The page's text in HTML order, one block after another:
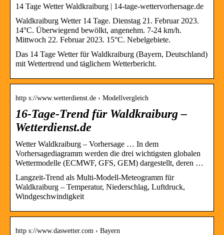
14 Tage Wetter Waldkraiburg | 14-tage-wettervorhersage.de
Waldkraiburg Wetter 14 Tage. Dienstag 21. Februar 2023.
14°C. Überwiegend bewölkt, angenehm. 7-24 km/h.
Mittwoch 22. Februar 2023. 15°C. Nebelgebiete.
Das 14 Tage Wetter für Waldkraiburg (Bayern, Deutschland)
mit Wettertrend und täglichem Wetterbericht.
http s://www.wetterdienst.de › Modellvergleich
16-Tage-Trend für Waldkraiburg –
Wetterdienst.de
Wetter Waldkraiburg – Vorhersage … In dem
Vorhersagediagramm werden die drei wichtigsten globalen
Wettermodelle (ECMWF, GFS, GEM) dargestellt, deren …
Langzeit-Trend als Multi-Modell-Meteogramm für
Waldkraiburg – Temperatur, Niederschlag, Luftdruck,
Windgeschwindigkeit
http s://www.daswetter.com › Bayern